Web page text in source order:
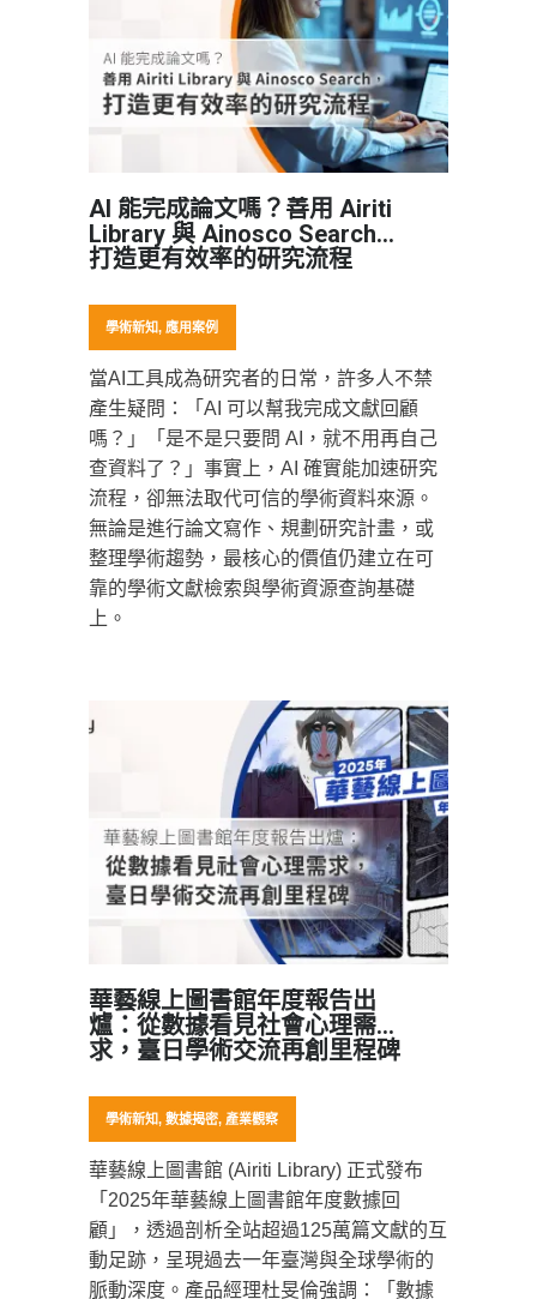
AI 能完成論文嗎？善用 Airiti
Library 與 Ainosco Search，
打造更有效率的研究流程
學術新知, 應用案例
當AI工具成為研究者的日常，許多人不禁
產生疑問：「AI 可以幫我完成文獻回顧
嗎？」「是不是只要問 AI，就不用再自己
查資料了？」事實上，AI 確實能加速研究
流程，卻無法取代可信的學術資料來源。
無論是進行論文寫作、規劃研究計畫，或
整理學術趨勢，最核心的價值仍建立在可
靠的學術文獻檢索與學術資源查詢基礎
上。
華藝線上圖書館年度報告出
爐：從數據看見社會心理需
求，臺日學術交流再創里程碑
學術新知, 數據揭密, 產業觀察
華藝線上圖書館 (Airiti Library) 正式發布
「2025年華藝線上圖書館年度數據回
顧」，透過剖析全站超過125萬篇文獻的互
動足跡，呈現過去一年臺灣與全球學術的
脈動深度。產品經理杜旻倫強調：「數據